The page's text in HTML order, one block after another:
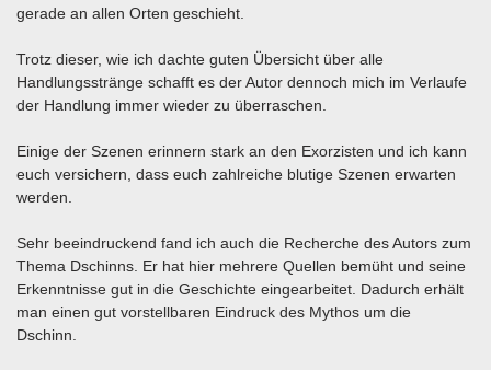
gerade an allen Orten geschieht.
Trotz dieser, wie ich dachte guten Übersicht über alle
Handlungsstränge schafft es der Autor dennoch mich im Verlaufe
der Handlung immer wieder zu überraschen.
Einige der Szenen erinnern stark an den Exorzisten und ich kann
euch versichern, dass euch zahlreiche blutige Szenen erwarten
werden.
Sehr beeindruckend fand ich auch die Recherche des Autors zum
Thema Dschinns. Er hat hier mehrere Quellen bemüht und seine
Erkenntnisse gut in die Geschichte eingearbeitet. Dadurch erhält
man einen gut vorstellbaren Eindruck des Mythos um die
Dschinn.